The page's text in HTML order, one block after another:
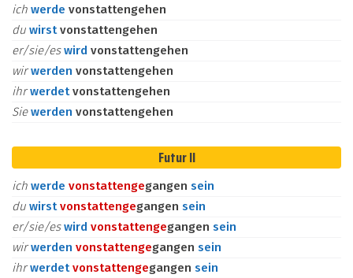
ich werde vonstattengehen
du wirstvonstattengehen
er/sie/eswird vonstattengehen
wirwerden vonstattengehen
ihrwerdetvonstattengehen
Siewerden vonstattengehen
Futur II
ich werde vonstattengegangen sein
du wirstvonstattengegangen sein
er/sie/eswird vonstattengegangen sein
wirwerden vonstattengegangen sein
ihrwerdetvonstattengegangen sein